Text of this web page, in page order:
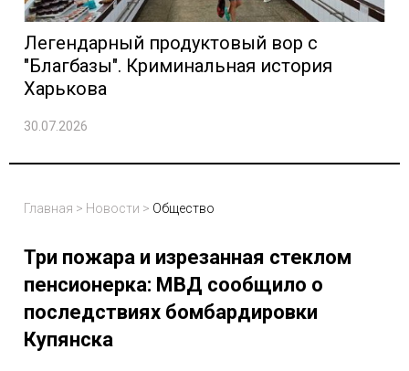
Легендарный продуктовый вор с
"Благбазы". Криминальная история
Харькова
30.07.2026
Главная > Новости > Общество
Три пожара и изрезанная стеклом
пенсионерка: МВД сообщило о
последствиях бомбардировки
Купянска